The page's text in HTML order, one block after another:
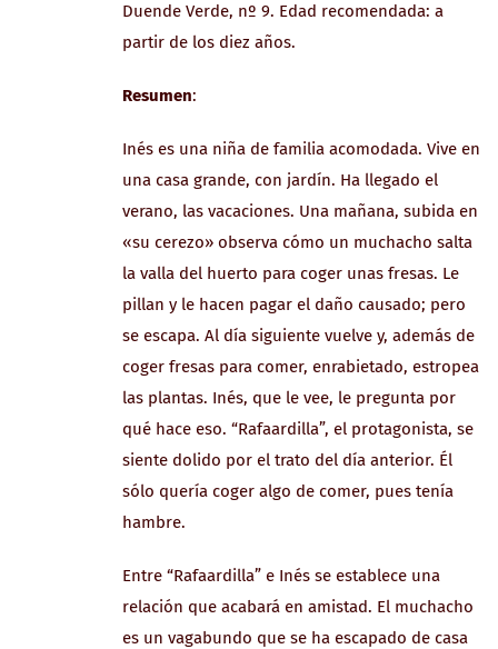
Duende Verde, nº 9. Edad recomendada: a
partir de los diez años.
Resumen:
Inés es una niña de familia acomodada. Vive en
una casa grande, con jardín. Ha llegado el
verano, las vacaciones. Una mañana, subida en
«su cerezo» observa cómo un muchacho salta
la valla del huerto para coger unas fresas. Le
pillan y le hacen pagar el daño causado; pero
se escapa. Al día siguiente vuelve y, además de
coger fresas para comer, enrabietado, estropea
las plantas. Inés, que le vee, le pregunta por
qué hace eso. “Rafaardilla”, el protagonista, se
siente dolido por el trato del día anterior. Él
sólo quería coger algo de comer, pues tenía
hambre.
Entre “Rafaardilla” e Inés se establece una
relación que acabará en amistad. El muchacho
es un vagabundo que se ha escapado de casa